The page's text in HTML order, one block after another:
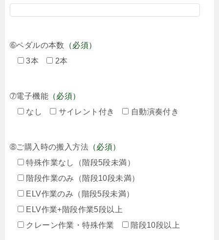
➅ペダルの本数
（必須）
3本
2本
➆電子機能 （必須）
なし
サイレント付き 自動演奏付き
➇ご購入時の搬入方法 （必須）
特殊作業なし（階段5段未満）
階段作業のみ（階段10段未満）
ELV作業のみ（階段5段未満）
ELV作業+階段作業5段以上
クレーン作業・特殊作業
階段10段以上